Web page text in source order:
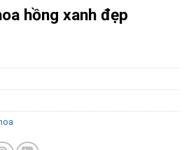
hồng xanh đẹp